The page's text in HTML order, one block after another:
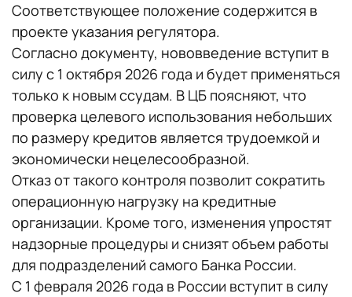
Соответствующее положение содержится в
проекте указания регулятора.
Согласно документу, нововведение вступит в
силу с 1 октября 2026 года и будет применяться
только к новым ссудам. В ЦБ поясняют, что
проверка целевого использования небольших
по размеру кредитов является трудоемкой и
экономически нецелесообразной.
Отказ от такого контроля позволит сократить
операционную нагрузку на кредитные
организации. Кроме того, изменения упростят
надзорные процедуры и снизят объем работы
для подразделений самого Банка России.
С 1 февраля 2026 года в России вступит в силу